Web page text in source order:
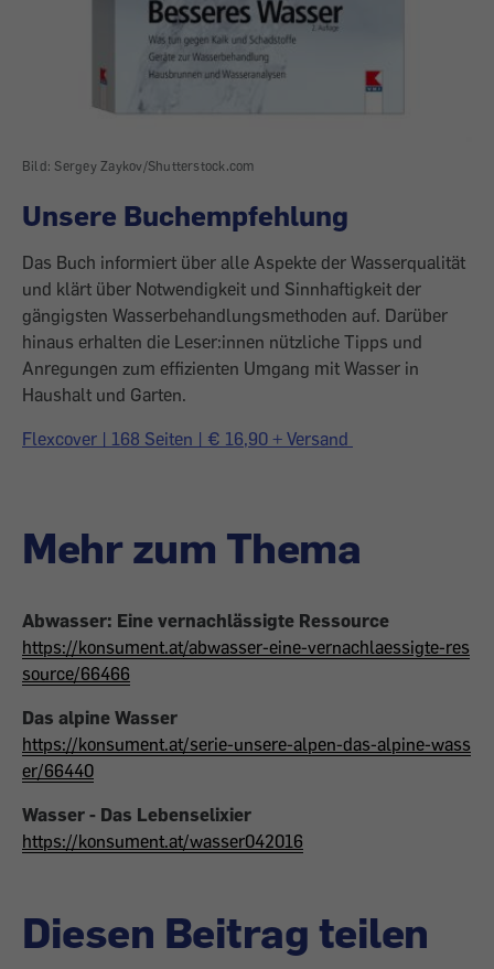
Bild: Sergey Zaykov/Shutterstock.com
Unsere Buchempfehlung
Das Buch informiert über alle Aspekte der Wasserqualität
und klärt über Notwendigkeit und Sinnhaftigkeit der
gängigsten Wasserbehandlungsmethoden auf. Darüber
hinaus erhalten die Leser:innen nützliche Tipps und
Anregungen zum effizienten Umgang mit Wasser in
Haushalt und Garten.
Flexcover | 168 Seiten | € 16,90 + Versand
Mehr zum Thema
Abwasser: Eine vernachlässigte Ressource
https://konsument.at/abwasser-eine-vernachlaessigte-res
source/66466
Das alpine Wasser
https://konsument.at/serie-unsere-alpen-das-alpine-wass
er/66440
Wasser - Das Lebenselixier
https://konsument.at/wasser042016
Diesen Beitrag teilen